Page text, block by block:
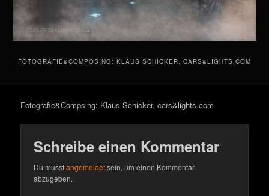
FOTOGRAFIE&COMPOSING: KLAUS SCHICKER, CARS&LIGHTS.COM
Fotografie&Compsing: Klaus Schicker, cars&lights.com
Schreibe einen Kommentar
Du musstangemeldetsein, um einen Kommentar
abzugeben.